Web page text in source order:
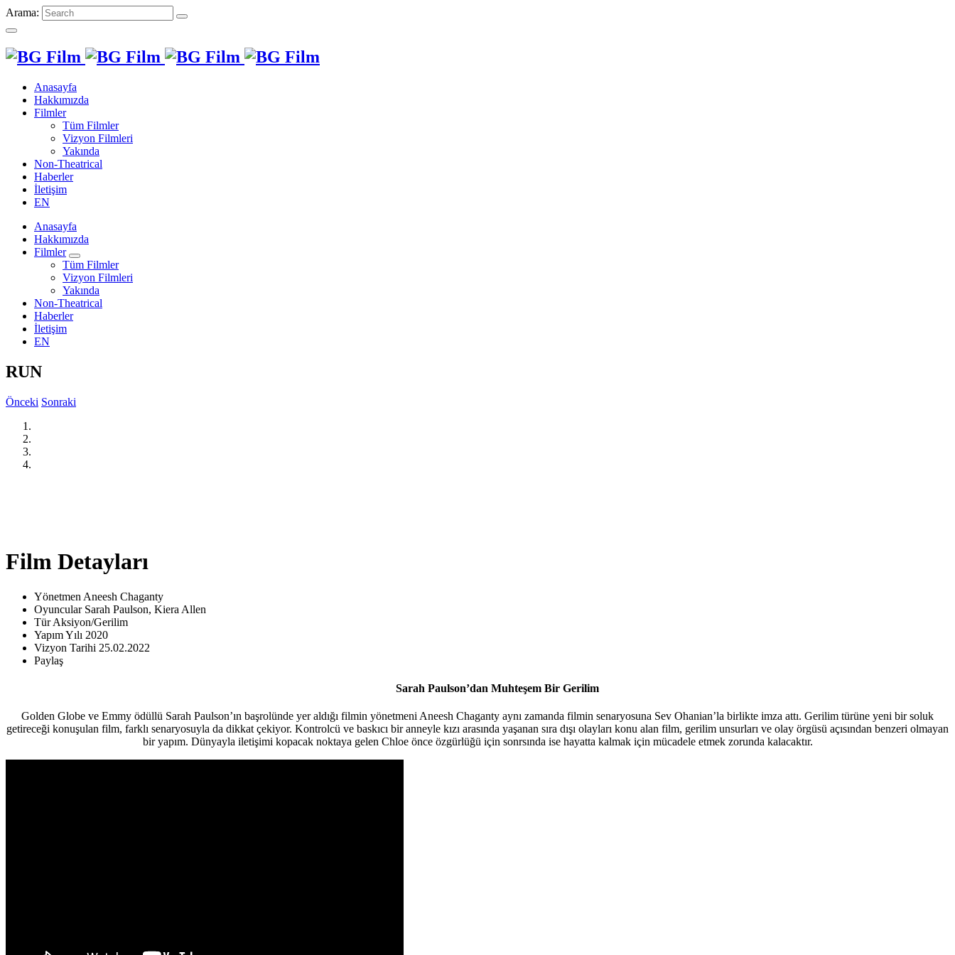
Arama:
Anasayfa
Hakkımızda
Filmler
Tüm Filmler
Vizyon Filmleri
Yakında
Non-Theatrical
Haberler
İletişim
EN
Anasayfa
Hakkımızda
Filmler
Tüm Filmler
Vizyon Filmleri
Yakında
Non-Theatrical
Haberler
İletişim
EN
RUN
Önceki Sonraki
Film Detayları
Yönetmen Aneesh Chaganty
Oyuncular Sarah Paulson, Kiera Allen
TürAksiyon/Gerilim
Yapım Yılı 2020
Vizyon Tarihi 25.02.2022
Paylaş
Sarah Paulson’dan Muhteşem Bir Gerilim
Golden Globe ve Emmy ödüllü Sarah Paulson’ın başrolünde yer aldığı filmin yönetmeni Aneesh Chaganty aynı zamanda filmin senaryosuna Sev Ohanian’la birlikte imza attı. Gerilim türüne yeni bir soluk
getireceği konuşulan film, farklı senaryosuyla da dikkat çekiyor. Kontrolcü ve baskıcı bir anneyle kızı arasında yaşanan sıra dışı olayları konu alan film, gerilim unsurları ve olay örgüsü açısından benzeri olmayan
bir yapım. Dünyayla iletişimi kopacak noktaya gelen Chloe önce özgürlüğü için sonrsında ise hayatta kalmak için mücadele etmek zorunda kalacaktır.